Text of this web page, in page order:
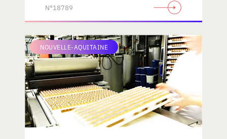
N°18789
NOUVELLE-AQUITAINE